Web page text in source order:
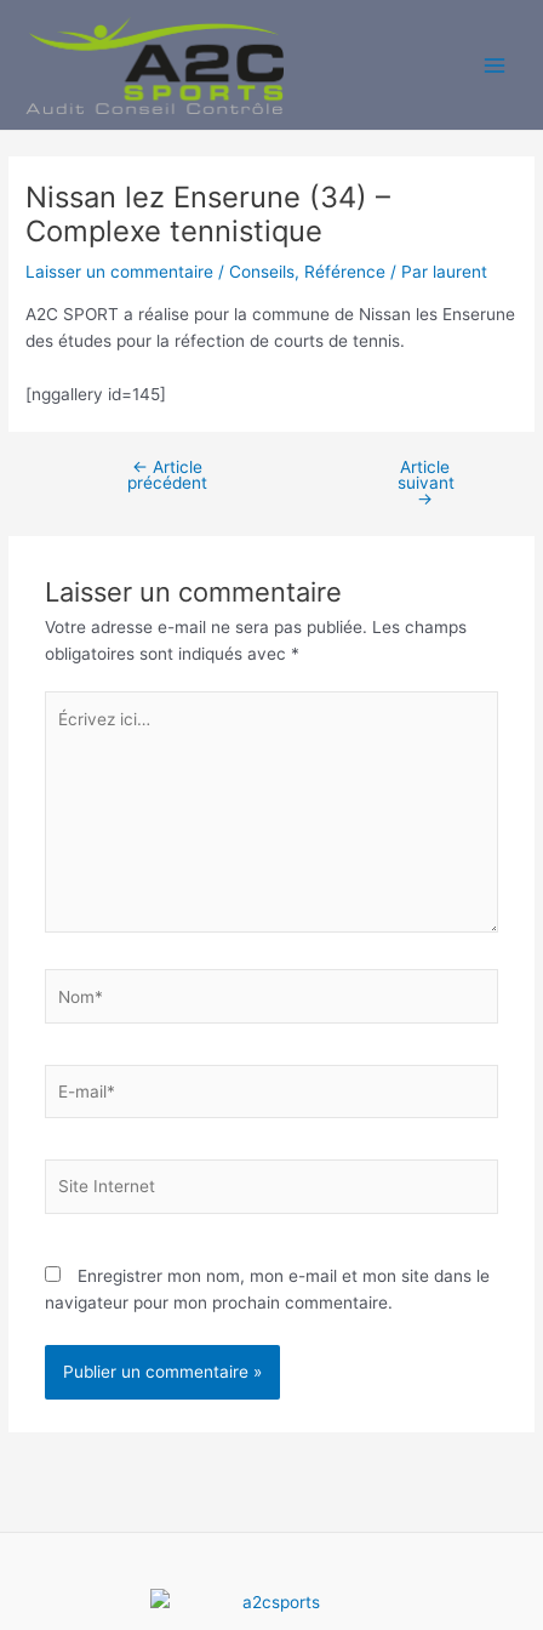
Nissan lez Enserune (34) –
Complexe tennistique
Laisser un commentaire /Conseils, Référence / Par laurent
A2C SPORT a réalise pour la commune de Nissan les Enserune
des études pour la réfection de courts de tennis.
[nggallery id=145]
Navigation
← Article
précédent
Article
suivant
→
Laisser un commentaire
Votre adresse e-mail ne sera pas publiée. Les champs
obligatoires sont indiqués avec *
Écrivez
ici…
mail*
Internet
Enregistrer mon nom, mon e-mail et mon site dans le
navigateur pour mon prochain commentaire.